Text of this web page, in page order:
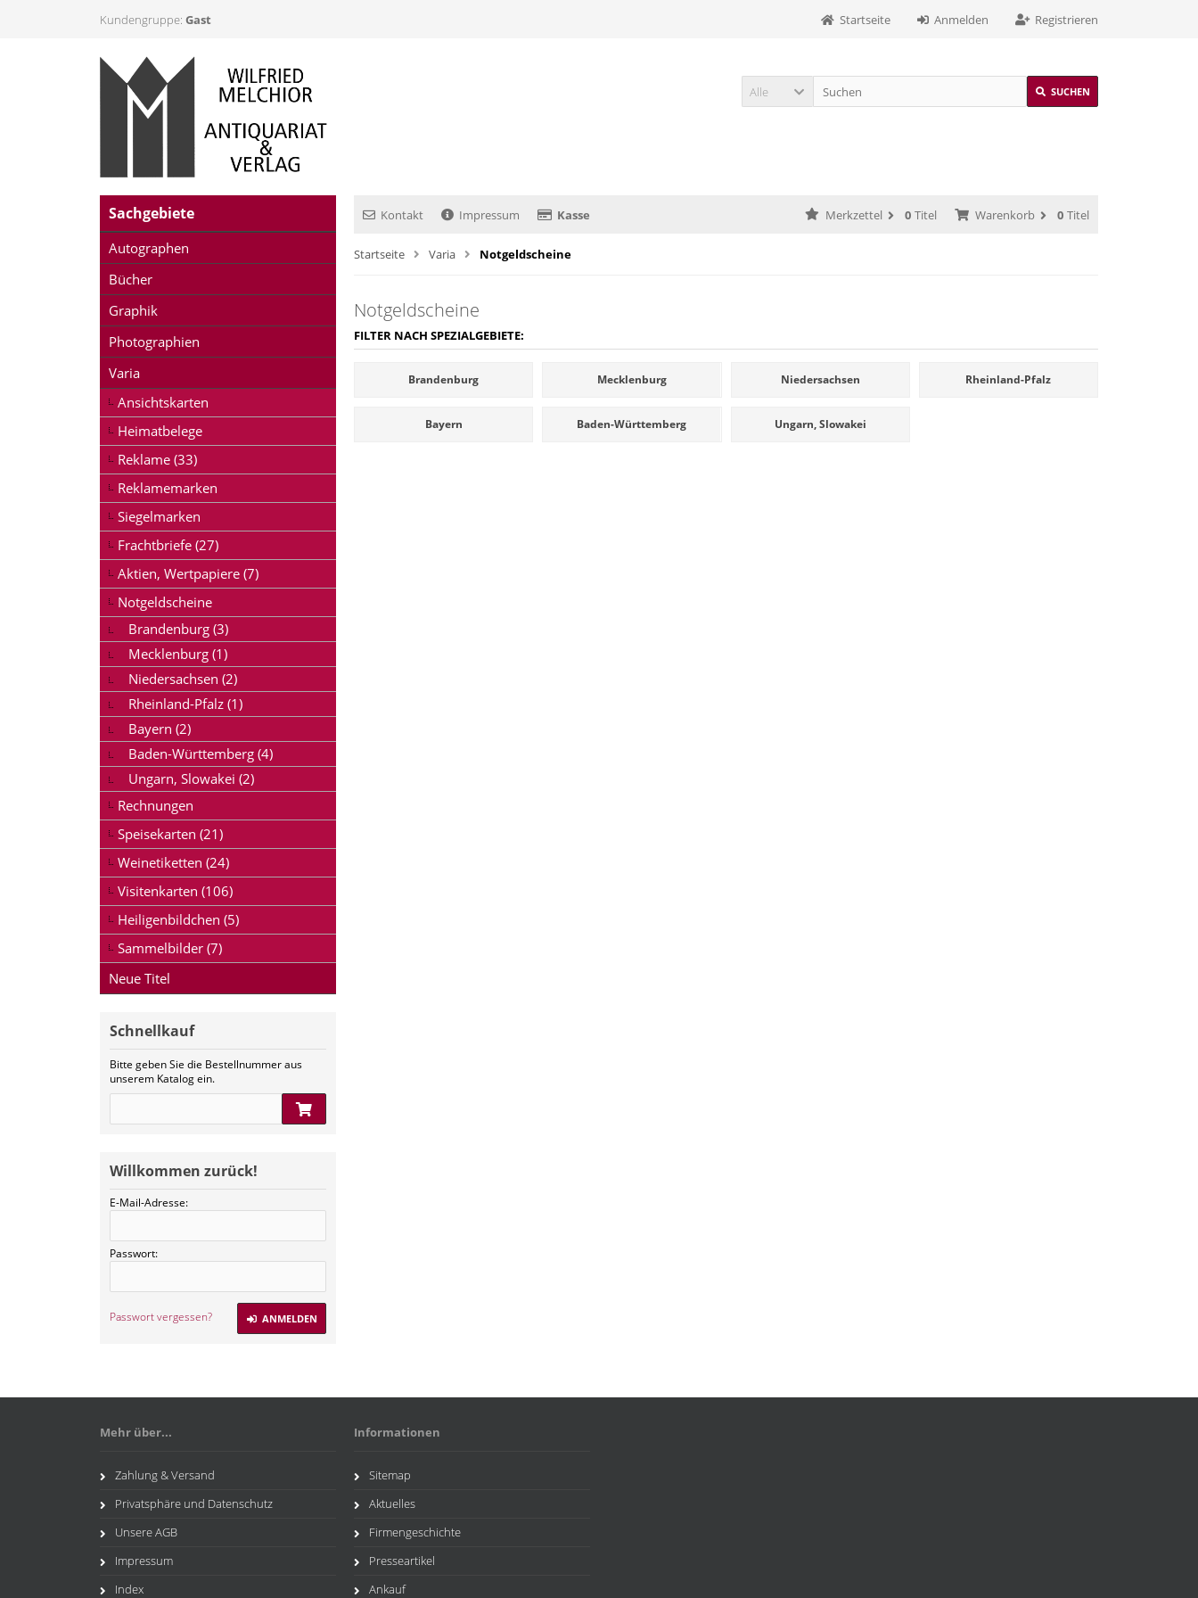
Kundengruppe: Gast Registrieren
Anmelden
Startseite
Alle SUCHEN
Kontakt Impressum Kasse Warenkorb 0 Titel
Merkzettel 0 Titel
Startseite Varia Notgeldscheine
Notgeldscheine
FILTER NACH SPEZIALGEBIETE:
Brandenburg Mecklenburg Niedersachsen Rheinland-Pfalz
Bayern Baden-Württemberg Ungarn, Slowakei
Sachgebiete
Autographen
Bücher
Graphik
Photographien
Varia
Ansichtskarten
Heimatbelege
Reklame (33)
Reklamemarken
Siegelmarken
Frachtbriefe (27)
Aktien, Wertpapiere (7)
Notgeldscheine
Brandenburg (3)
Mecklenburg (1)
Niedersachsen (2)
Rheinland-Pfalz (1)
Bayern (2)
Baden-Württemberg (4)
Ungarn, Slowakei (2)
Rechnungen
Speisekarten (21)
Weinetiketten (24)
Visitenkarten (106)
Heiligenbildchen (5)
Sammelbilder (7)
Neue Titel
Schnellkauf
Bitte geben Sie die Bestellnummer aus
unserem Katalog ein.
Willkommen zurück!
E-Mail-Adresse:
Passwort:
Passwort vergessen? ANMELDEN
Mehr über...
Zahlung & Versand
Privatsphäre und Datenschutz
Unsere AGB
Impressum
Index
Informationen
Sitemap
Aktuelles
Firmengeschichte
Presseartikel
Ankauf